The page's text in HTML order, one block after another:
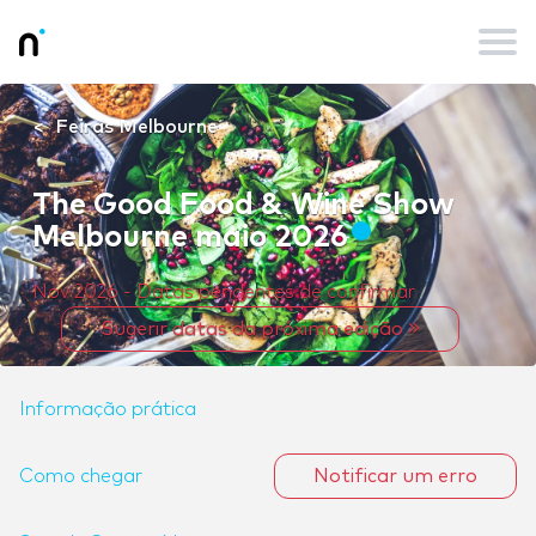
Feiras Melbourne
The Good Food & Wine Show
Melbourne maio 2026
Nov 2026 - Datas pendentes de confirmar
Sugerir datas da próxima edição
Informação prática
Como chegar Notificar um erro